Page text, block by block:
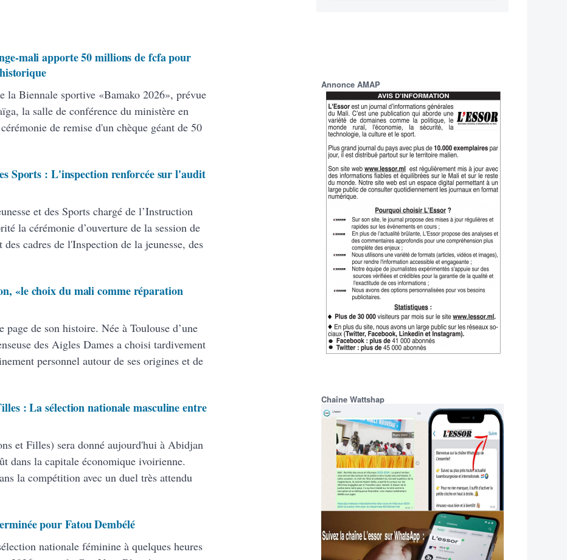
mali apporte 50 millions de fcfa pour
la Biennale sportive «Bamako 2026», prévue
la salle de conférence du ministère en
de remise d'un chèque géant de 50
Sports : L'inspection renforcée sur l'audit
et des Sports chargé de l’Instruction
la cérémonie d’ouverture de la session de
cadres de l'Inspection de la jeunesse, des
«le choix du mali comme réparation
de son histoire. Née à Toulouse d’une
des Aigles Dames a choisi tardivement
personnel autour de ses origines et de
: La sélection nationale masculine entre
et Filles) sera donné aujourd'hui à Abidjan
dans la capitale économique ivoirienne.
la compétition avec un duel très attendu
pour Fatou Dembélé
nationale féminine à quelques heures
Annonce AMAP
Chaîne Wattshap